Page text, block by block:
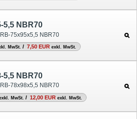
5,5 NBR70
75x95x5,5 NBR70
MwSt. / 7,50 EUR exkl. MwSt.
5,5 NBR70
78x98x5,5 NBR70
MwSt. / 12,00 EUR exkl. MwSt.